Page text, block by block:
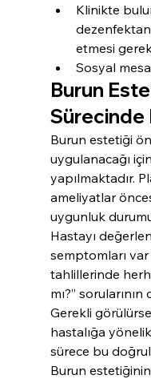
Klinikte
etmesi
Sosyal
Burun
Sürecinde
Burun estetiği
uygulanacağı
yapılmaktadır.
ameliyatlar
uygunluk
Hastayı
semptomları var
tahlillerinde
mı?”
Gerekli
hastalığa
sürece bu
Burun